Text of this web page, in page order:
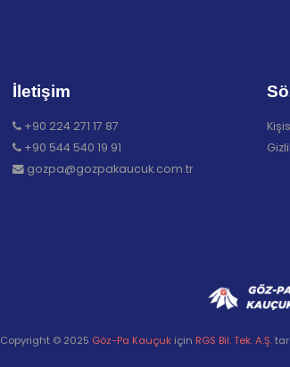
İletişim
+90 224 271 17 87
+90 544 540 19 91
gozpa@gozpakaucuk.com.tr
Copyright © 2025 Göz-Pa Kauçukiçin RGS Bil. Tek. A.Ş.